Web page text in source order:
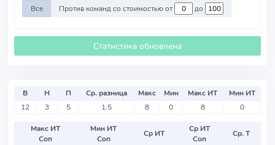
Все Против команд со стоимостью от до
Статистика обновлена
В Н П Ср. разница Макс Мин Макс ИТ
Мин ИТ
12
3 5 1.5 8 0 8 0
Макс ИТ
Соп
Мин ИТ
Соп
Ср ИТ
Ср ИТ
Соп
Ср. Т